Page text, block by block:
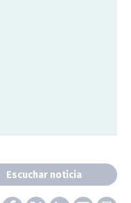
Escuchar noticia